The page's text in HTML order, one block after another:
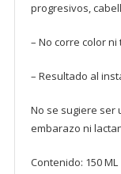
progresivos,
– No corre color ni
– Resultado al
No se sugiere ser
embarazo ni
Contenido: 150 ML